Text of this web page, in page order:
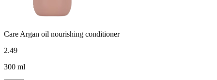
Care Argan oil nourishing conditioner
2.49
300 ml